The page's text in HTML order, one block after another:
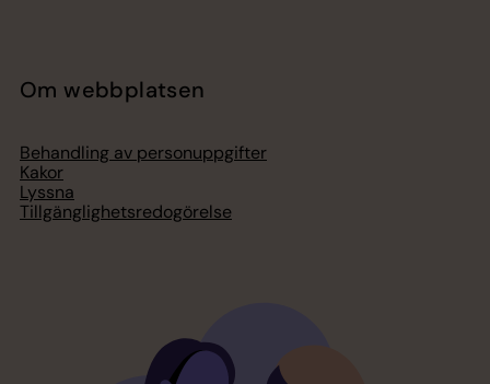
Om webbplatsen
Behandling av personuppgifter
Kakor
Lyssna
Tillgänglighetsredogörelse